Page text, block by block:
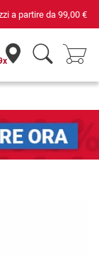
a partire da 99,00 €